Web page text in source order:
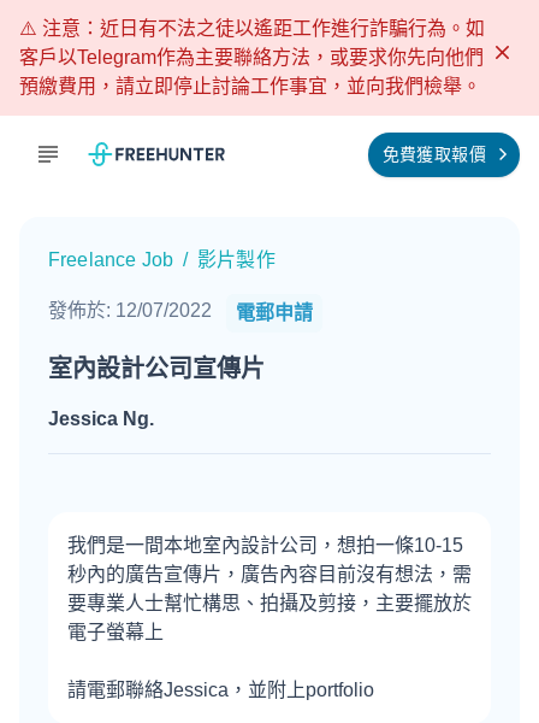
⚠️ 注意：近日有不法之徒以遙距工作進行詐騙行為。如
客戶以Telegram作為主要聯絡方法，或要求你先向他們
預繳費用，請立即停止討論工作事宜，並向我們檢舉。
免費獲取報價
Freelance Job / 影片製作
發佈於: 12/07/2022 電郵申請
室內設計公司宣傳片
Jessica Ng.
我們是一間本地室內設計公司，想拍一條10-15
秒內的廣告宣傳片，廣告內容目前沒有想法，需
要專業人士幫忙構思、拍攝及剪接，主要擺放於
電子螢幕上
請電郵聯絡Jessica，並附上portfolio